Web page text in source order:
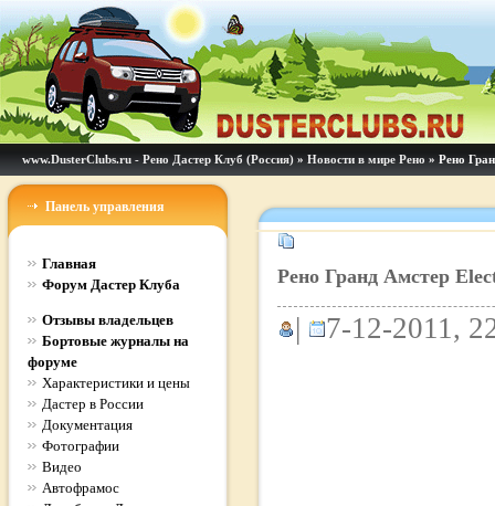
www.DusterClubs.ru - Рено Дастер Клуб (Россия) » Новости в мире Рено » Рено
Панель управления
Главная
Форум Дастер Клуба
Отзывы владельцев
Бортовые журналы на
форуме
Характеристики и цены
Дастер в России
Документация
Фотографии
Видео
Автофрамос
Рено Гранд Амстер
| 7-12-2011,